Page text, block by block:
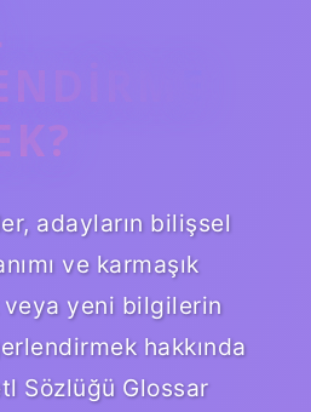
adayların bilişsel
ve karmaşık
veya yeni bilgilerin
hakkında
Sözlüğü Glossar